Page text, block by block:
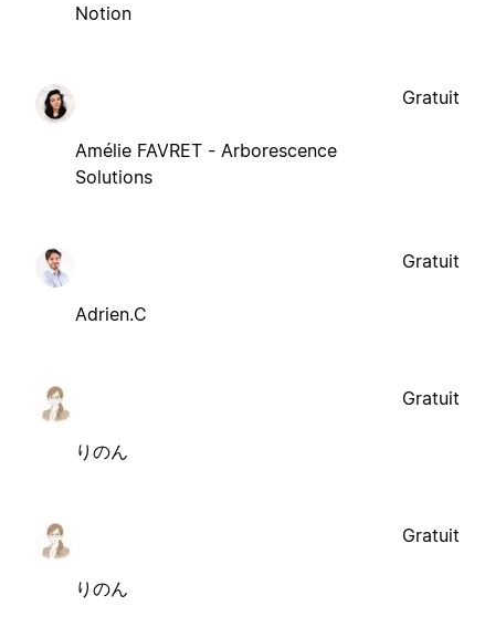
Notion
Amélie FAVRET - Arborescence
Solutions
Gratuit
Adrien.C
Gratuit
りのん
Gratuit
りのん
Gratuit